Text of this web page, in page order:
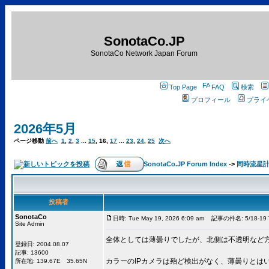
SonotaCo.JP
SonotaCo Network Japan Forum
Top Page FAQ
検索
プロフィール
プライ
2026年5月
ページ移動 前へ 1 2 3 15 16 17 23 24 25 次へ
SonotaCo.JP Forum Index -> 同時流星
投稿者
SonotaCo
Site Admin
登録日: 2004.08.07
記事: 13600
所在地: 139.67E 35.65N
日時: Tue May 19, 2026 6:09 am 記事の件名: 5/18-19
全体としては薄曇りでしたが、北側は不透明など
カラーのIPカメラは殆ど検出がなく、薄曇りと